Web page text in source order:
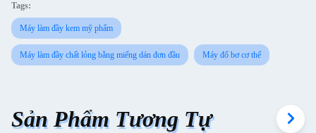
Tags:
Máy làm đầy kem mỹ phẩm
Máy làm đầy chất lỏng bằng miếng dán đơn đầu Máy đổ bơ cơ thể
Sản Phẩm Tương Tự